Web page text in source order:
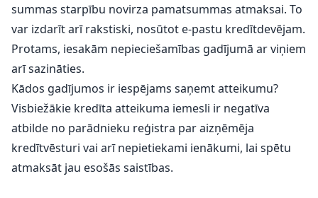
summas starpību novirza pamatsummas atmaksai. To
var izdarīt arī rakstiski, nosūtot e-pastu kredītdevējam.
Protams, iesakām nepieciešamības gadījumā ar viņiem
arī sazināties.
Kādos gadījumos ir iespējams saņemt atteikumu?
Visbiežākie kredīta atteikuma iemesli ir negatīva
atbilde no parādnieku reģistra par aizņēmēja
kredītvēsturi vai arī nepietiekami ienākumi, lai spētu
atmaksāt jau esošās saistības.